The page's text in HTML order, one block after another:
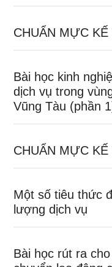
CHUẨN MỰC
Bài học kinh
dịch vụ trong
Vũng Tàu (phần
CHUẨN MỰC
Một số tiêu thức
lượng dịch vụ
Bài học rút ra